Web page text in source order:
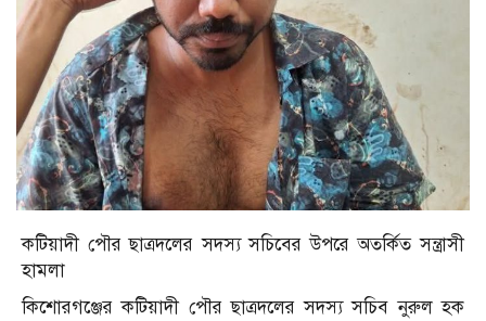
কটিয়াদী পৌর ছাত্রদলের সদস্য সচিবের উপরে অতর্কিত সন্ত্রাসী
হামলা
কিশোরগঞ্জের কটিয়াদী পৌর ছাত্রদলের সদস্য সচিব নুরুল হক